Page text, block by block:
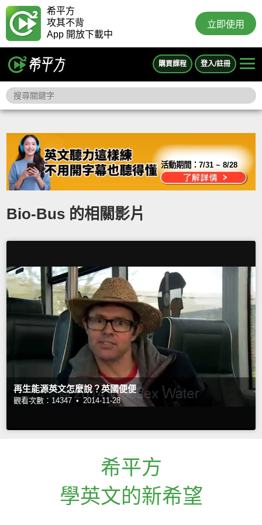
希平方
攻其不背
App 開放下載中
立即使用
購買課程 登入/註冊
活動期間：7/31 ~ 8/28
Bio-Bus 的相關影片
再生能源英文怎麼說？英國便便
觀看次數：14347 • 2014-11-28
希平方
學英文的新希望